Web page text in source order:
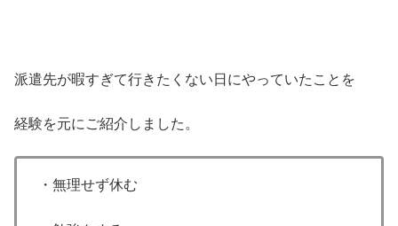
派遣先が暇すぎて行きたくない日にやっていたことを
経験を元にご紹介しました。
・無理せず休む